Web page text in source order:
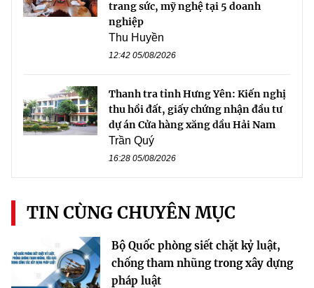
trang sức, mỹ nghệ tại 5 doanh
nghiệp
Thu Huyền
12:42 05/08/2026
Thanh tra tỉnh Hưng Yên: Kiến nghị
thu hồi đất, giấy chứng nhận đầu tư
dự án Cửa hàng xăng dầu Hải Nam
Trần Quý
16:28 05/08/2026
TIN CÙNG CHUYÊN MỤC
Bộ Quốc phòng siết chặt kỷ luật,
chống tham nhũng trong xây dựng
pháp luật